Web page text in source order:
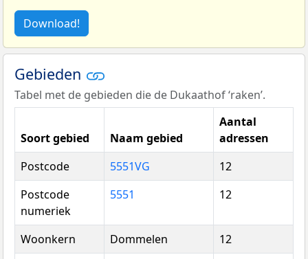
Download!
Gebieden
Tabel met de gebieden die de Dukaathof ‘raken’.
Soort gebied Naam gebied
Aantal
adressen
Postcode
5551VG
12
Postcode
numeriek
5551 12
Woonkern Dommelen
12